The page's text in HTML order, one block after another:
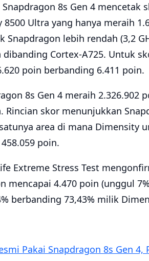
8s Gen 4 mencetak
Ultra yang hanya meraih
Snapdragon lebih rendah (3,2
Cortex-A725. Untuk
poin berbanding 6.411 poin.
8s Gen 4 meraih
Rincian skor menunjukkan
area di mana Dimensity
poin.
Extreme Stress Test
mencapai 4.470 poin (unggul
berbanding 73,43% milik
Pakai Snapdragon 8s Gen 4,